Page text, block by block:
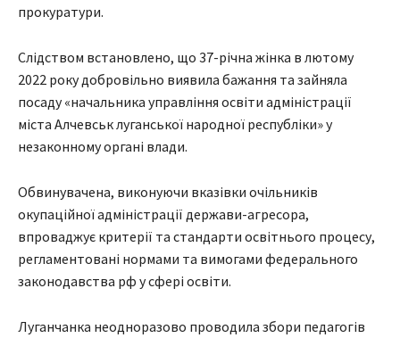
прокуратури.
Слідством встановлено, що 37-річна жінка в лютому
2022 року добровільно виявила бажання та зайняла
посаду «начальника управління освіти адміністрації
міста Алчевськ луганської народної республіки» у
незаконному органі влади.
Обвинувачена, виконуючи вказівки очільників
окупаційної адміністрації держави-агресора,
впроваджує критерії та стандарти освітнього процесу,
регламентовані нормами та вимогами федерального
законодавства рф у сфері освіти.
Луганчанка неодноразово проводила збори педагогів